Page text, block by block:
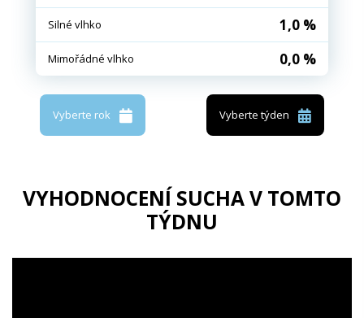
Silné vlhko 1,0 %
Mimořádné vlhko 0,0 %
Vyberte rok Vyberte týden
VYHODNOCENÍ SUCHA V TOMTO
TÝDNU